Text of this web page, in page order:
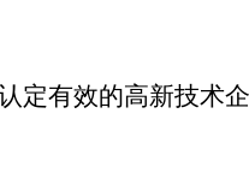
有效的高新技术